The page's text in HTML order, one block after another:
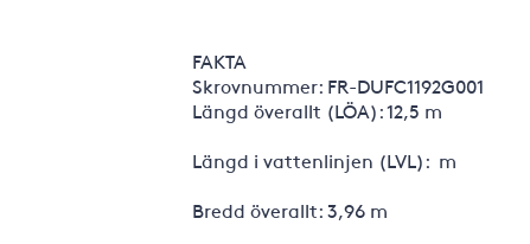
FAKTA
Skrovnummer: FR-DUFC1192G001
Längd överallt (LÖA): 12,5 m
Längd i vattenlinjen (LVL): m
Bredd överallt: 3,96 m